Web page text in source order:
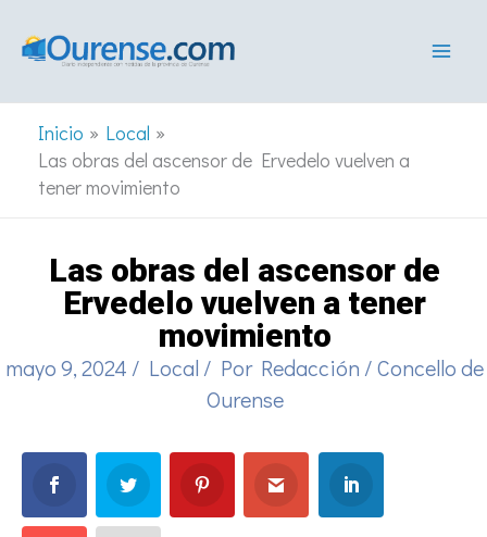
Inicio
Local
Las obras del ascensor de Ervedelo vuelven a
tener movimiento
Las obras del ascensor de
Ervedelo vuelven a tener
movimiento
mayo 9, 2024 / Local / Por Redacción /Concello de
Ourense